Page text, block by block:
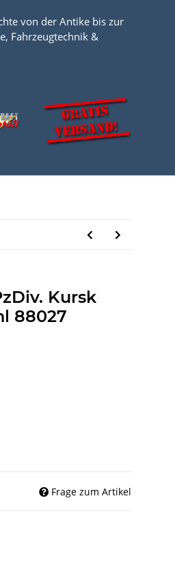
von der Antike bis zur
Fahrzeugtechnik &
Kursk
88027
Frage zum Artikel